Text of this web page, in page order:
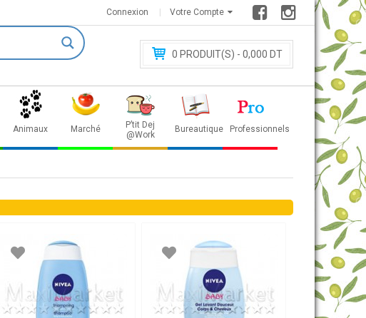
Votre Compte
Connexion
0 PRODUIT(S) - 0,000 DT
Animaux Marché
P’tit Dej
@Work
Bureautique Professionnels